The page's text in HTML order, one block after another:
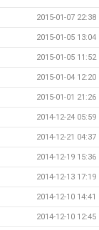
2015-01-07 22:38
2015-01-05 13:04
2015-01-05 11:52
2015-01-04 12:20
2015-01-01 21:26
2014-12-24 05:59
2014-12-21 04:37
2014-12-19 15:36
2014-12-13 17:19
2014-12-10 14:41
2014-12-10 12:45